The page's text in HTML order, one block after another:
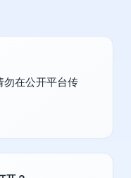
勿在公开平台传